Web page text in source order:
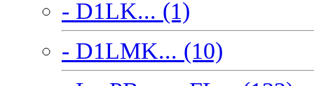
- D1LK... (1)
- D1LMK... (10)